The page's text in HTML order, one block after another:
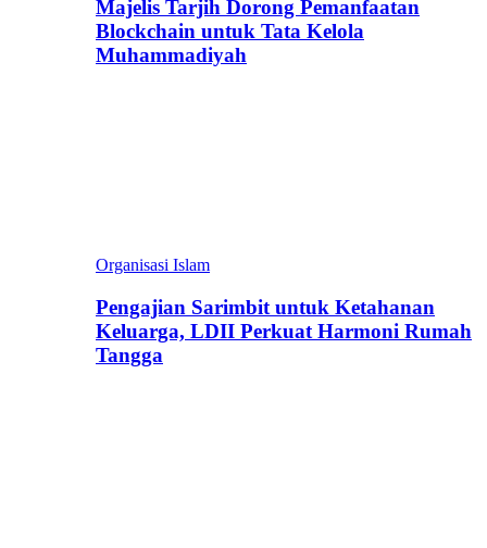
Majelis Tarjih Dorong Pemanfaatan
Blockchain untuk Tata Kelola
Muhammadiyah
Organisasi Islam
Pengajian Sarimbit untuk Ketahanan
Keluarga, LDII Perkuat Harmoni Rumah
Tangga